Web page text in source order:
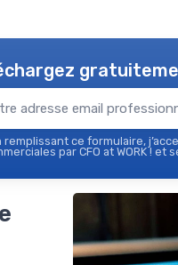
remplissant ce formulaire,
par CFO at WORK ! et